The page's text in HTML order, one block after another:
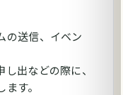
の送信、イベン
出などの際に、
す。